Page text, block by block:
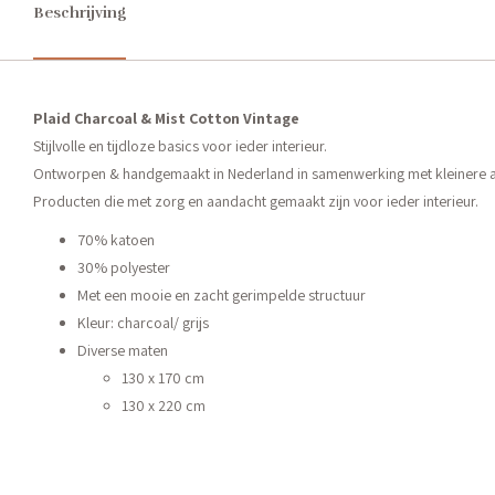
Beschrijving
Plaid Charcoal & Mist Cotton Vintage
Stijlvolle en tijdloze basics voor ieder interieur.
Ontworpen & handgemaakt in Nederland in samenwerking met kleinere
Producten die met zorg en aandacht gemaakt zijn voor ieder interieur.
70% katoen
30% polyester
Met een mooie en zacht gerimpelde structuur
Kleur: charcoal/ grijs
Diverse maten
130 x 170 cm
130 x 220 cm